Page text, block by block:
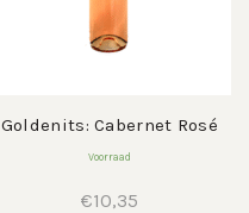
Goldenits: Cabernet Rosé
Voorraad
€10,35